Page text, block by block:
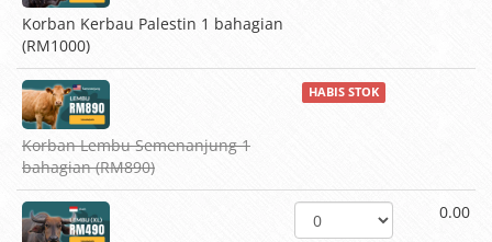
Korban Kerbau Palestin 1 bahagian
(RM1000)
Korban Lembu Semenanjung 1
bahagian (RM890)
HABIS STOK
0.00